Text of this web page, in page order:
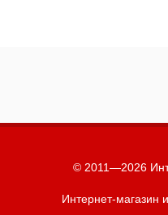
© 2011—2026
Интернет-магазин